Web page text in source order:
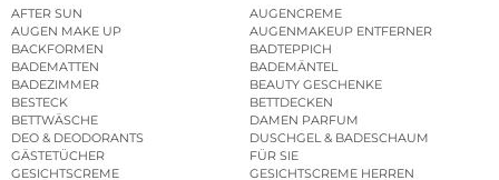
AFTER SUN
AUGENCREME
AUGEN MAKE UP
AUGENMAKEUP ENTFERNER
BACKFORMEN
BADTEPPICH
BADEMATTEN
BADEMÄNTEL
BADEZIMMER
BEAUTY GESCHENKE
BESTECK
BETTDECKEN
BETTWÄSCHE
DAMEN PARFUM
DEO & DEODORANTS
DUSCHGEL & BADESCHAUM
GÄSTETÜCHER
FÜR SIE
GESICHTSCREME
GESICHTSCREME HERREN